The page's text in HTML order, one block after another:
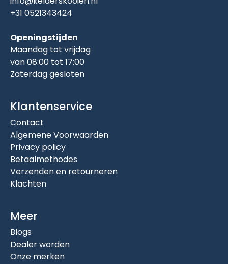
+31 0521343424
Openingstijden
Maandag tot vrijdag
van 08:00 tot 17:00
Zaterdag gesloten
Klantenservice
Contact
Algemene Voorwaarden
Privacy policy
Betaalmethodes
Verzenden en retourneren
Klachten
Meer
Blogs
Dealer worden
Onze merken